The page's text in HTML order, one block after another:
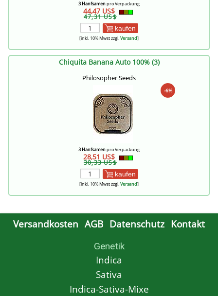
3 Hanfsamenpro Verpackung
44,47 US$
47,31 US$
kaufen
[inkl. 10% Mwst zzgl.Versand]
Chiquita Banana Auto 100% (3)
Philosopher Seeds
-6%
3 Hanfsamenpro Verpackung
28,51 US$
30,33 US$
kaufen
[inkl. 10% Mwst zzgl.Versand]
Versandkosten AGB Datenschutz Kontakt
Genetik
Indica
Sativa
Indica-Sativa-Mixe